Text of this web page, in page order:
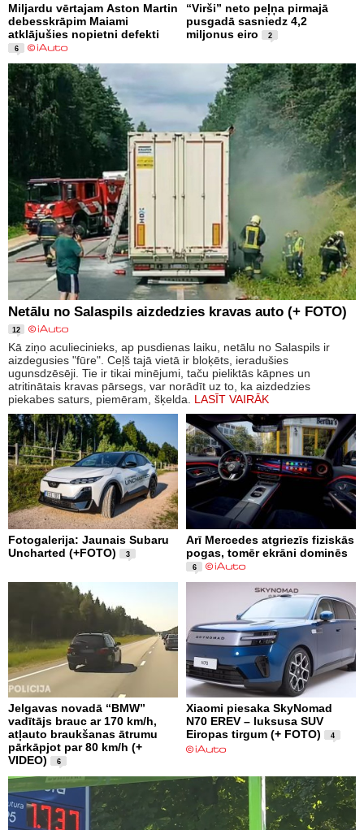
Miljardu vērtajam Aston Martin
debesskrāpim Maiami
atklājušies nopietni defekti
6
“Virši” neto peļņa pirmajā
pusgadā sasniedz 4,2
miljonus eiro
2
Netālu no Salaspils aizdedzies kravas auto (+ FOTO)
12
Kā ziņo aculiecinieks, ap pusdienas laiku, netālu no Salaspils ir
aizdegusies "fūre". Ceļš tajā vietā ir bloķēts, ieradušies
ugunsdzēsēji. Tie ir tikai minējumi, taču pieliktās kāpnes un
atritinātais kravas pārsegs, var norādīt uz to, ka aizdedzies
piekabes saturs, piemēram, šķelda. LASĪT VAIRĀK
Fotogalerija: Jaunais Subaru
Uncharted (+FOTO)
3
Arī Mercedes atgriezīs fiziskās
pogas, tomēr ekrāni dominēs
6
Jelgavas novadā “BMW”
vadītājs brauc ar 170 km/h,
atļauto braukšanas ātrumu
pārkāpjot par 80 km/h (+
VIDEO)
6
Xiaomi piesaka SkyNomad
N70 EREV – luksusa SUV
Eiropas tirgum (+ FOTO)
4